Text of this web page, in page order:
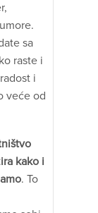
sa
raste i
i
veće od
kako i
. To